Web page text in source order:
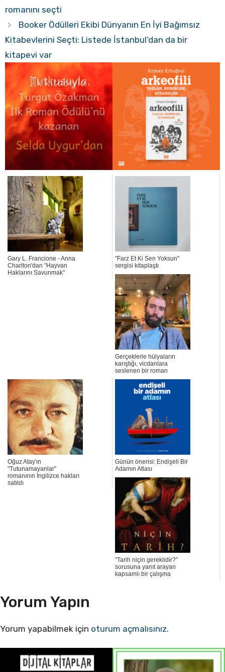
romanını seçti
Booker Ödülleri Ekibi Dünyanın En İyi Bağımsız
Kitabevlerini Seçti: Listede İstanbul’dan da bir
kitapevi var
Gary L. Francione - Anna
Charlton'dan "Hayvan
Haklarını Savunmak"
"Farz Et Ki Sen Yoksun"
sergisi kitaplaştı
Gerçeklerle hülyaların
karıştığı, vicdanlara
seslenen bir roman
Oğuz Atay'ın
"Tutunamayanlar"
romanının İngilizce hakları
satıldı
Günün önerisi: Endişeli Bir
Adamın Atlası
"Tarih niçin gereklidir?"
sorusuna yanıt arayan
kapsamlı bir çalışma
Yorum Yapın
Yorum yapabilmek için oturum açmalısınız.